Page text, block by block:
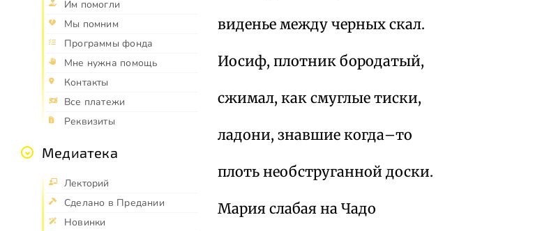
Им помогли
Мы помним
Программы фонда
Мне нужна помощь
Контакты
Все платежи
Реквизиты
Медиатека
Лекторий
Сделано в Предании
Новинки
виденье между черных скал.
Иосиф, плотник бородатый,
сжимал, как смуглые тиски,
ладони, знавшие когда–то
плоть необструганной доски.
Мария слабая на Чадо